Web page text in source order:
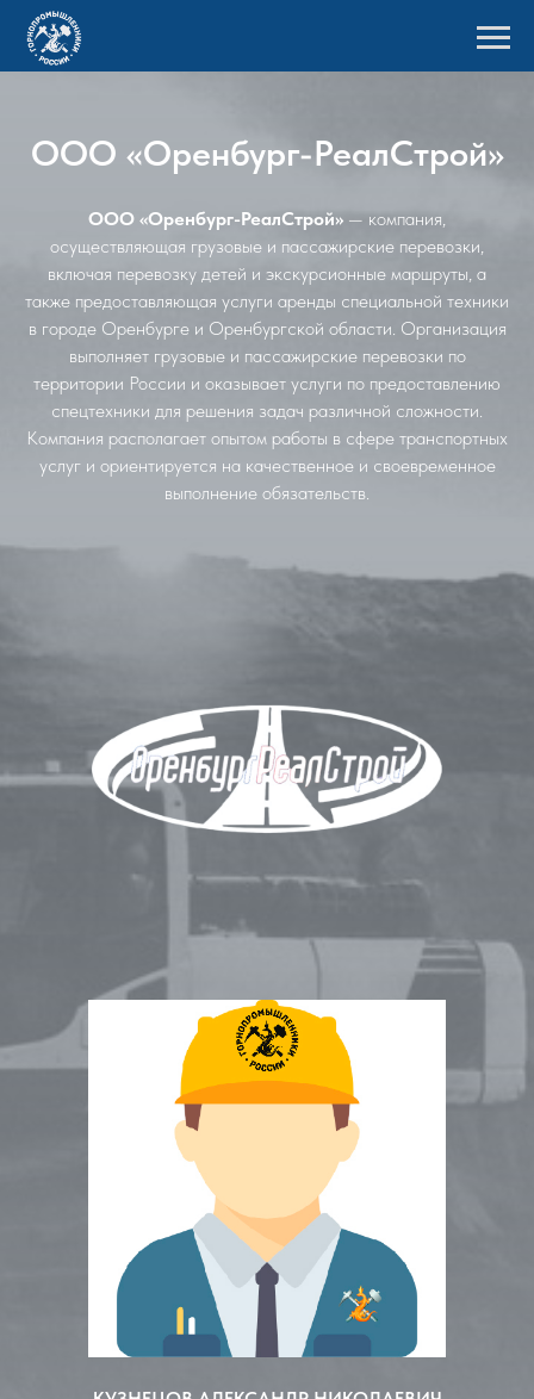
ООО «Оренбург-РеалСтрой»
ООО «Оренбург-РеалСтрой» — компания,
осуществляющая грузовые и пассажирские перевозки,
включая перевозку детей и экскурсионные маршруты, а
также предоставляющая услуги аренды специальной техники
в городе Оренбурге и Оренбургской области. Организация
выполняет грузовые и пассажирские перевозки по
территории России и оказывает услуги по предоставлению
спецтехники для решения задач различной сложности.
Компания располагает опытом работы в сфере транспортных
услуг и ориентируется на качественное и своевременное
выполнение обязательств.